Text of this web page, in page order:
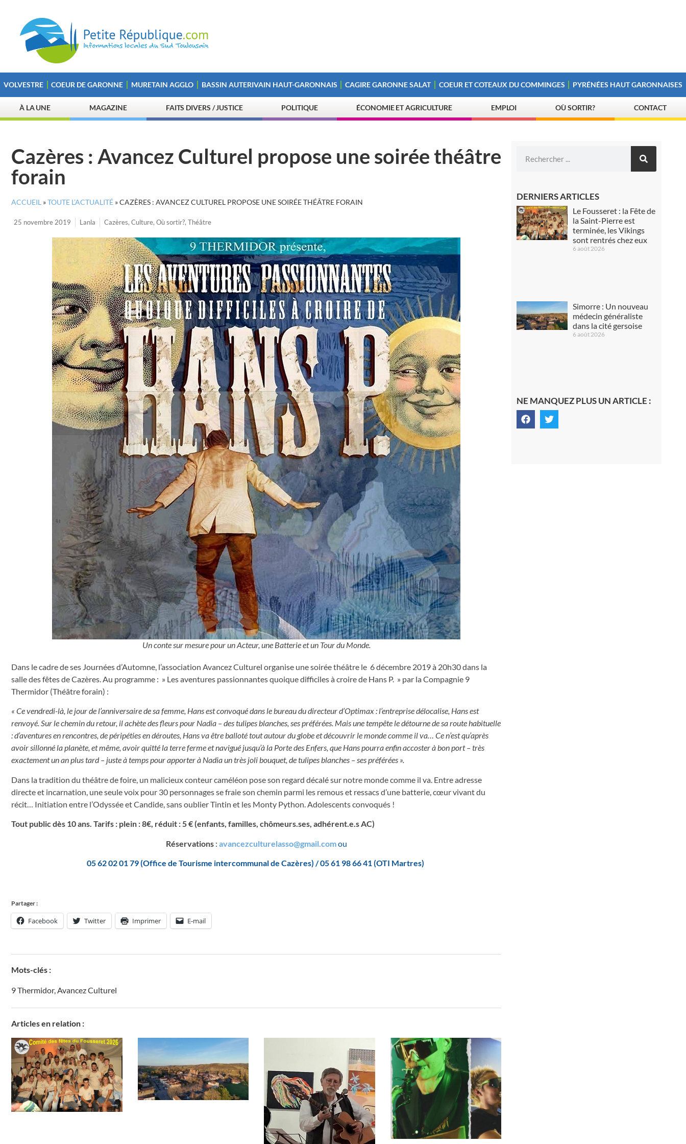
VOLVESTRE COEUR DE GARONNE MURETAIN AGGLO BASSIN AUTERIVAIN HAUT-GARONNAIS CAGIRE GARONNE SALAT COEUR ET COTEAUX DU COMMINGES PYRÉNÉES HAUT GARONNAISES
À LA UNE MAGAZINE FAITS DIVERS / JUSTICE POLITIQUE ÉCONOMIE ET AGRICULTURE EMPLOI OÙ SORTIR? CONTACT
Cazères : Avancez Culturel propose une soirée théâtre
forain
ACCUEIL »TOUTE L’ACTUALITÉ »CAZÈRES : AVANCEZ CULTUREL PROPOSE UNE SOIRÉE THÉÂTRE FORAIN
25 novembre 2019 Lanla Cazères, Culture, Où sortir?, Théâtre
Un conte sur mesure pour un Acteur, une Batterie et un Tour du Monde.
Dans le cadre de ses Journées d’Automne, l’association Avancez Culturel organise une soirée théâtre le 6 décembre 2019 à 20h30 dans la
salle des fêtes de Cazères. Au programme : » Les aventures passionnantes quoique difficiles à croire de Hans P. » par la Compagnie 9
Thermidor (Théâtre forain) :
« Ce vendredi-là, le jour de l’anniversaire de sa femme, Hans est convoqué dans le bureau du directeur d’Optimax : l’entreprise délocalise, Hans est
renvoyé. Sur le chemin du retour, il achète des fleurs pour Nadia – des tulipes blanches, ses préférées. Mais une tempête le détourne de sa route habituelle
: d’aventures en rencontres, de péripéties en déroutes, Hans va être balloté tout autour du globe et découvrir le monde comme il va… Ce n’est qu’après
avoir sillonné la planète, et même, avoir quitté la terre ferme et navigué jusqu’à la Porte des Enfers, que Hans pourra enfin accoster à bon port – très
exactement un an plus tard – juste à temps pour apporter à Nadia un très joli bouquet, de tulipes blanches – ses préférées ».
Dans la tradition du théâtre de foire, un malicieux conteur caméléon pose son regard décalé sur notre monde comme il va. Entre adresse
directe et incarnation, une seule voix pour 30 personnages se fraie son chemin parmi les remous et ressacs d’une batterie, cœur vivant du
récit… Initiation entre l’Odyssée et Candide, sans oublier Tintin et les Monty Python. Adolescents convoqués !
Tout public dès 10 ans. Tarifs : plein : 8€, réduit : 5 € (enfants, familles, chômeurs.ses, adhérent.e.s AC)
Réservations: avancezculturelasso@gmail.comou
05 62 02 01 79 (Office de Tourisme intercommunal de Cazères) / 05 61 98 66 41 (OTI Martres)
Partager :
Facebook Twitter Imprimer E-mail
Mots-clés :
9 Thermidor, Avancez Culturel
Articles en relation :
DERNIERS ARTICLES
Le Fousseret : la Fête de
la Saint-Pierre est
terminée, les Vikings
sont rentrés chez eux
6 août 2026
Simorre : Un nouveau
médecin généraliste
dans la cité gersoise
6 août 2026
NE MANQUEZ PLUS UN ARTICLE :